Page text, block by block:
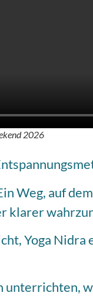
2026
Weg, auf
klarer
Yoga
unterrichten,